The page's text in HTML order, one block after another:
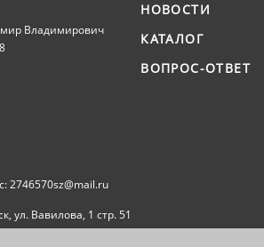
Владимирович
НОВОСТИ
КАТАЛОГ
ВОПРОС-ОТВЕТ
2746570sz@mail.ru
ул. Вавилова, 1 стр. 51